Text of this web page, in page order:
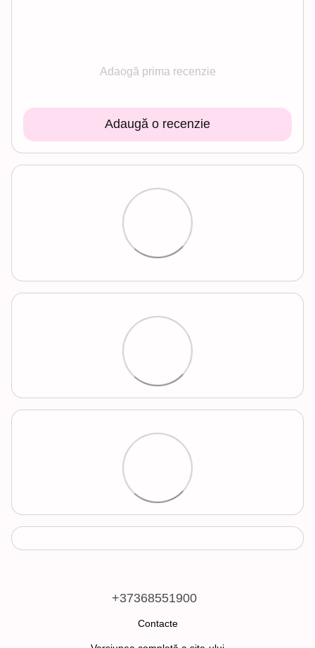
Adaogă prima recenzie
Adaugă o recenzie
+37368551900
Contacte